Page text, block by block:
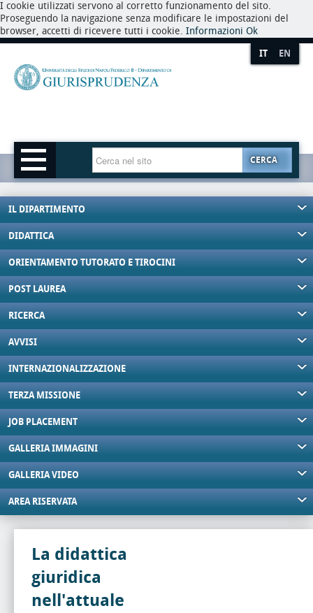
I cookie utilizzati servono al corretto funzionamento del sito.
Proseguendo la navigazione senza modificare le impostazioni del
browser, accetti di ricevere tutti i cookie. Informazioni Ok
IT EN
CERCA
IL DIPARTIMENTO
DIDATTICA
ORIENTAMENTO TUTORATO E TIROCINI
POST LAUREA
RICERCA
AVVISI
INTERNAZIONALIZZAZIONE
TERZA MISSIONE
JOB PLACEMENT
GALLERIA IMMAGINI
GALLERIA VIDEO
AREA RISERVATA
La didattica
giuridica
nell'attuale